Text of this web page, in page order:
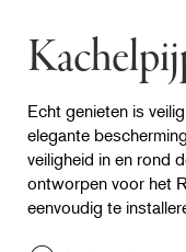
Echt genieten is
elegante
veiligheid in en rond
ontworpen voor het
eenvoudig te